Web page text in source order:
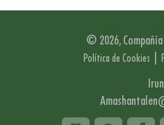
© 2026,
Política de Cookies
Irun